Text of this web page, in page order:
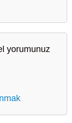
yorumunuz